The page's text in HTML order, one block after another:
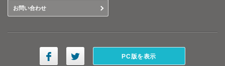
お問い合わせ
PC版を表示